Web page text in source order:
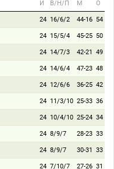
И В/Н/П М О
24 16/6/2 44-16 54
24 15/5/4 45-25 50
24 14/7/3 42-21 49
24 14/6/4 47-23 48
24 12/6/6 36-25 42
24 11/3/10 25-33 36
24 10/4/10 25-24 34
24 8/9/7 28-23 33
24 8/9/7 30-31 33
24 7/10/7 27-26 31